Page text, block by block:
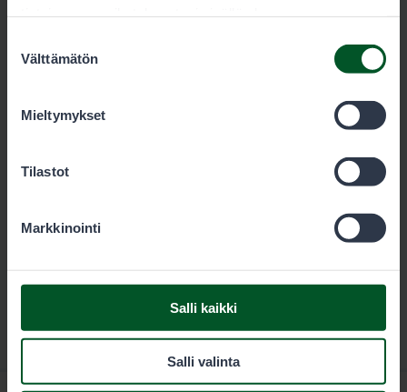
tietoihin, joita olet antanut heille tai joita on kerätty, kun
olet käyttänyt heidän palvelujaan. Voit sallia haluamasi
valinta
Välttämätön
Mieltymykset
Tilastot
Markkinointi
Salli kaikki
Salli valinta